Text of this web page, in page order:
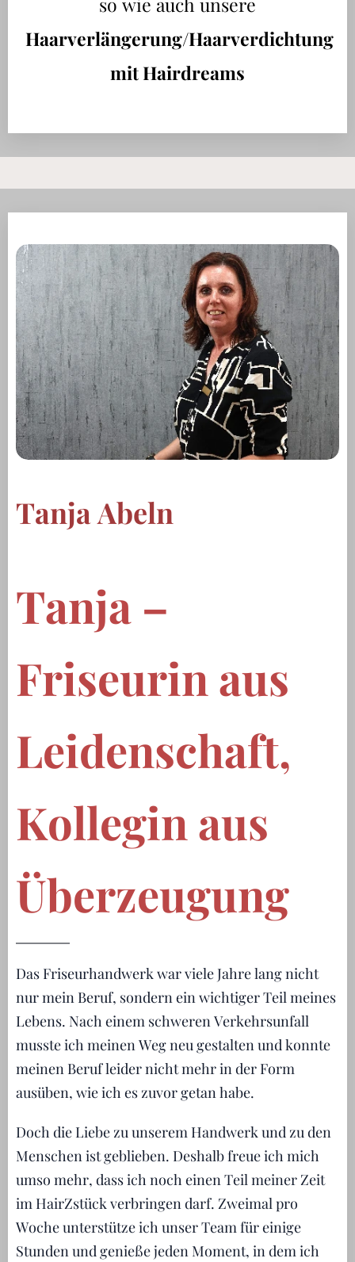
Haarverlängerung/Haarverdichtung
mit Hairdreams
Tanja Abeln
Tanja –
Friseurin aus
Leidenschaft,
Kollegin aus
Überzeugung
Das Friseurhandwerk war viele Jahre lang nicht
nur mein Beruf, sondern ein wichtiger Teil meines
Lebens. Nach einem schweren Verkehrsunfall
musste ich meinen Weg neu gestalten und konnte
meinen Beruf leider nicht mehr in der Form
ausüben, wie ich es zuvor getan habe.
Doch die Liebe zu unserem Handwerk und zu den
Menschen ist geblieben. Deshalb freue ich mich
umso mehr, dass ich noch einen Teil meiner Zeit
im HairZstück verbringen darf. Zweimal pro
Woche unterstütze ich unser Team für einige
Stunden und genieße jeden Moment, in dem ich